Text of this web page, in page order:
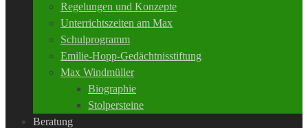
Regelungen und Konzepte
Unterrichtszeiten am Max
Schulprogramm
Emilie-Hopp-Gedächtnisstiftung
Max Windmüller
Biographie
Stolpersteine
Beratung